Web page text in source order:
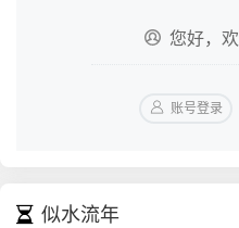
您好，
账号登录
似水流年